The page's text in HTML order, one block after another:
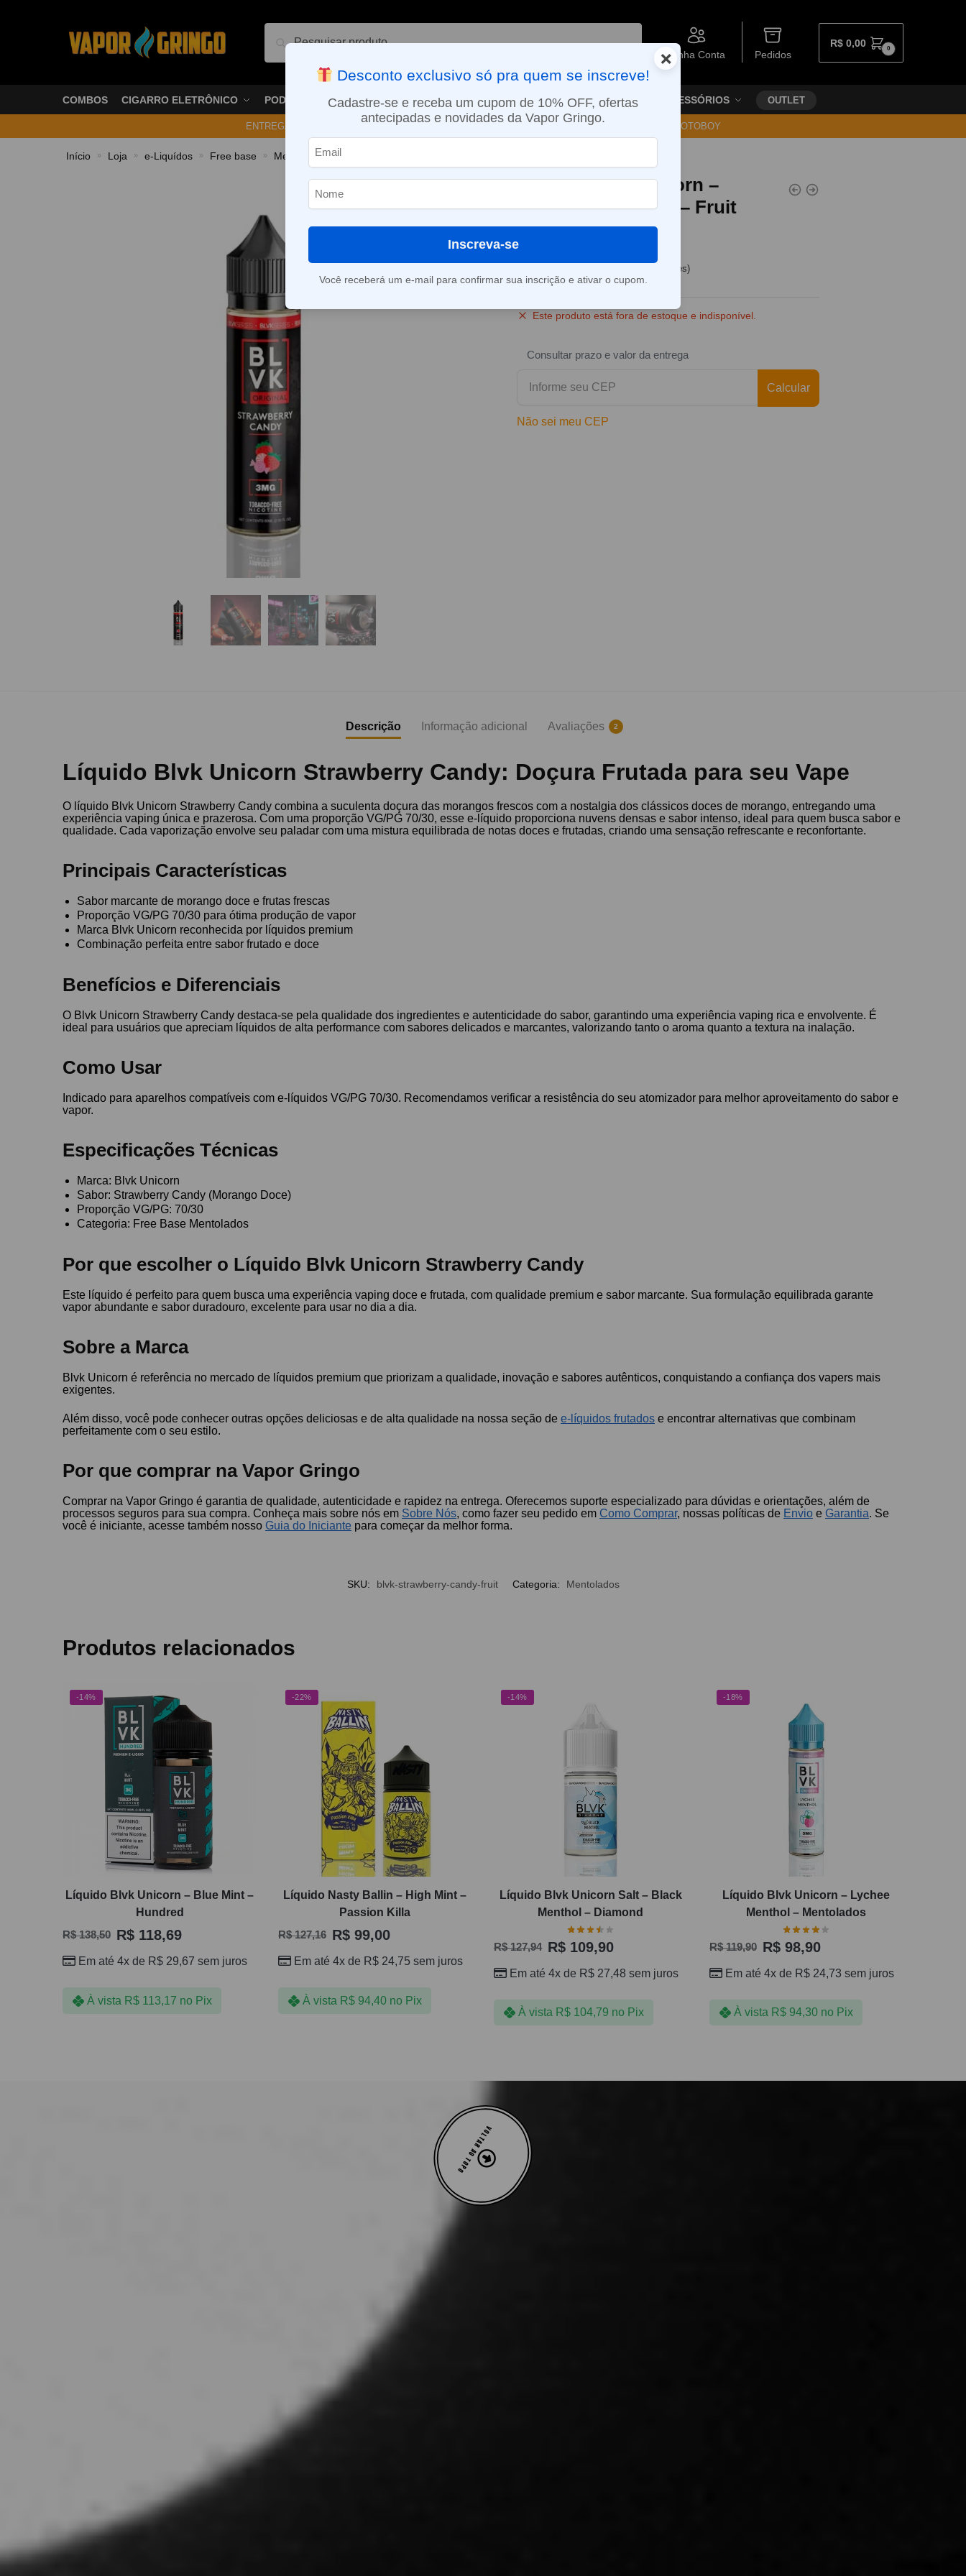
Pesquisar
Minha Conta Pedidos
R$ 0,00 0
COMBOS CIGARRO ELETRÔNICO PODS VAPORIZADOR DE ERVAS E-LIQUÍDOS NICOTINA ORAL ACESSÓRIOS OUTLET
ENTREGA NO MESMO DIA EM SÃO PAULO (SEG A SEX): PEDIDOS APROVADOS ATÉ 15:30 VIA MOTOBOY
Início » Loja » e-Liquídos » Free base » Mentolados »
Líquido Blvk Unicorn –
Strawberry Candy – Fruit
Premium
avaliações de clientes)
Este produto está fora de estoque e indisponível.
Consultar prazo e valor da entrega
Calcular
Não sei meu CEP
Descrição Informação adicional Avaliações 2
Líquido Blvk Unicorn Strawberry Candy: Doçura Frutada para seu Vape
O líquido Blvk Unicorn Strawberry Candy combina a suculenta doçura das morangos frescos com a nostalgia dos clássicos doces de morango, entregando uma
experiência vaping única e prazerosa. Com uma proporção VG/PG 70/30, esse e-líquido proporciona nuvens densas e sabor intenso, ideal para quem busca sabor e
qualidade. Cada vaporização envolve seu paladar com uma mistura equilibrada de notas doces e frutadas, criando uma sensação refrescante e reconfortante.
Principais Características
Sabor marcante de morango doce e frutas frescas
Proporção VG/PG 70/30 para ótima produção de vapor
Marca Blvk Unicorn reconhecida por líquidos premium
Combinação perfeita entre sabor frutado e doce
Benefícios e Diferenciais
O Blvk Unicorn Strawberry Candy destaca-se pela qualidade dos ingredientes e autenticidade do sabor, garantindo uma experiência vaping rica e envolvente. É
ideal para usuários que apreciam líquidos de alta performance com sabores delicados e marcantes, valorizando tanto o aroma quanto a textura na inalação.
Como Usar
Indicado para aparelhos compatíveis com e-líquidos VG/PG 70/30. Recomendamos verificar a resistência do seu atomizador para melhor aproveitamento do sabor e
vapor.
Especificações Técnicas
Marca: Blvk Unicorn
Sabor: Strawberry Candy (Morango Doce)
Proporção VG/PG: 70/30
Categoria: Free Base Mentolados
Por que escolher o Líquido Blvk Unicorn Strawberry Candy
Este líquido é perfeito para quem busca uma experiência vaping doce e frutada, com qualidade premium e sabor marcante. Sua formulação equilibrada garante
vapor abundante e sabor duradouro, excelente para usar no dia a dia.
Sobre a Marca
Blvk Unicorn é referência no mercado de líquidos premium que priorizam a qualidade, inovação e sabores autênticos, conquistando a confiança dos vapers mais
exigentes.
Além disso, você pode conhecer outras opções deliciosas e de alta qualidade na nossa seção dee-líquidos frutados e encontrar alternativas que combinam
perfeitamente com o seu estilo.
Por que comprar na Vapor Gringo
Comprar na Vapor Gringo é garantia de qualidade, autenticidade e rapidez na entrega. Oferecemos suporte especializado para dúvidas e orientações, além de
processos seguros para sua compra. Conheça mais sobre nós em Sobre Nós, como fazer seu pedido em Como Comprar, nossas políticas de Envio e Garantia. Se
você é iniciante, acesse também nosso Guia do Iniciante para começar da melhor forma.
SKU: blvk-strawberry-candy-fruit Categoria: Mentolados
Produtos relacionados
-14%
Líquido Blvk Unicorn – Blue Mint –
Hundred
R$138,50 R$ 118,69
Em até 4x de R$ 29,67 sem juros
À vista R$113,17 no Pix
-22%
Líquido Nasty Ballin – High Mint –
Passion Killa
R$127,16 R$ 99,00
Em até 4x de R$ 24,75 sem juros
À vista R$94,40 no Pix
-14%
Líquido Blvk Unicorn Salt – Black
Menthol – Diamond
R$127,94 R$109,90
Em até 4x de R$27,48 sem juros
À vista R$104,79 no Pix
-18%
Líquido Blvk Unicorn – Lychee
Menthol – Mentolados
R$119,90 R$98,90
Em até 4x de R$24,73 sem juros
À vista R$94,30 no Pix
VOLTAR AO TOPO
×
Desconto exclusivo só pra quem se inscreve!
Cadastre-se e receba um cupom de 10% OFF, ofertas
antecipadas e novidades da Vapor Gringo.
Inscreva-se
Você receberá um e-mail para confirmar sua inscrição e ativar o cupom.